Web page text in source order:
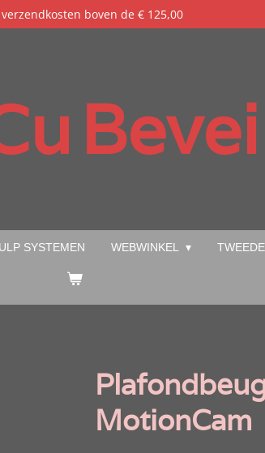
boven de € 125,00
SYSTEMEN WEBWINKEL
MotionCam